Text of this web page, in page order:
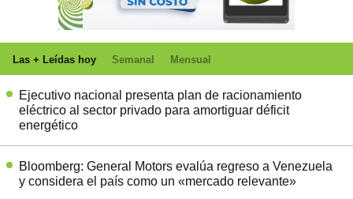
Las + Leídas hoy Semanal Mensual
Ejecutivo nacional presenta plan de racionamiento
eléctrico al sector privado para amortiguar déficit
energético
Bloomberg: General Motors evalúa regreso a Venezuela
y considera el país como un «mercado relevante»